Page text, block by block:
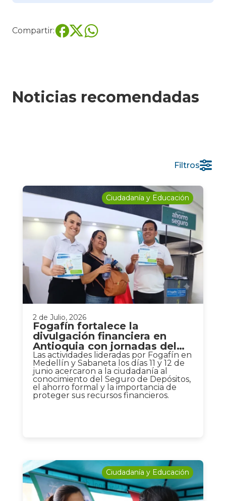
Compartir:
Noticias recomendadas
Filtros
Ciudadanía y Educación
2 de Julio, 2026
Fogafín fortalece la
divulgación financiera en
Antioquia con jornadas del
Camino del Ahorro Seguro
Las actividades lideradas por Fogafín en
Medellín y Sabaneta los días 11 y 12 de
junio acercaron a la ciudadanía al
conocimiento del Seguro de Depósitos,
el ahorro formal y la importancia de
proteger sus recursos financieros.
Ciudadanía y Educación